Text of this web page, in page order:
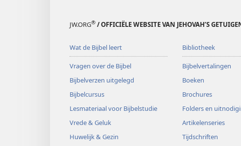
JW.ORG® / OFFICIËLE WEBSITE VAN JEHOVAH’S
Wat de Bijbel leert
Vragen over de Bijbel
Bijbelverzen uitgelegd
Bijbelcursus
Lesmateriaal voor Bijbelstudie
Vrede & Geluk
Huwelijk & Gezin
Bibliotheek
Bijbelvertalingen
Boeken
Brochures
Folders en
Artikelenseries
Tijdschriften